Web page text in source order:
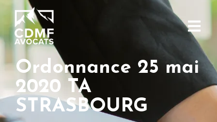
Ordonnance 25 mai
2020 TA
STRASBOURG